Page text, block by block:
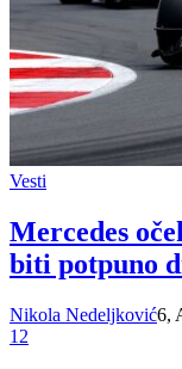
Vesti
Mercedes
biti potpuno
Nikola Nedeljković6,
12